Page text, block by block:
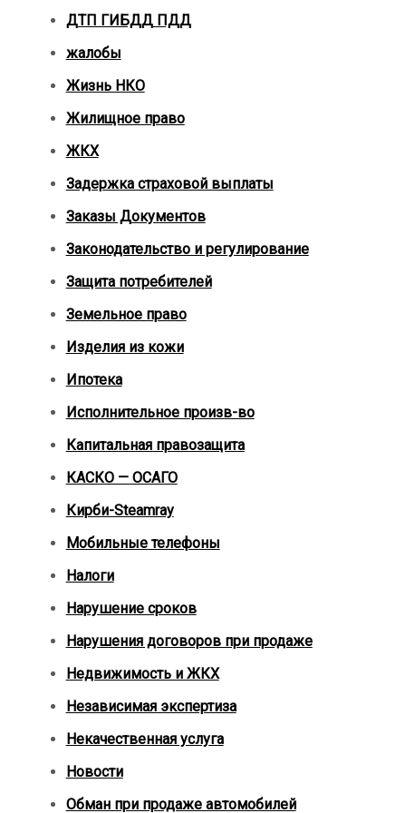
ДТП ГИБДД ПДД
жалобы
Жизнь НКО
Жилищное право
ЖКХ
Задержка страховой выплаты
Заказы Документов
Законодательство и регулирование
Защита потребителей
Земельное право
Изделия из кожи
Ипотека
Исполнительное произв-во
Капитальная правозащита
КАСКО — ОСАГО
Кирби-Steamray
Мобильные телефоны
Налоги
Нарушение сроков
Нарушения договоров при продаже
Недвижимость и ЖКХ
Независимая экспертиза
Некачественная услуга
Новости
Обман при продаже автомобилей